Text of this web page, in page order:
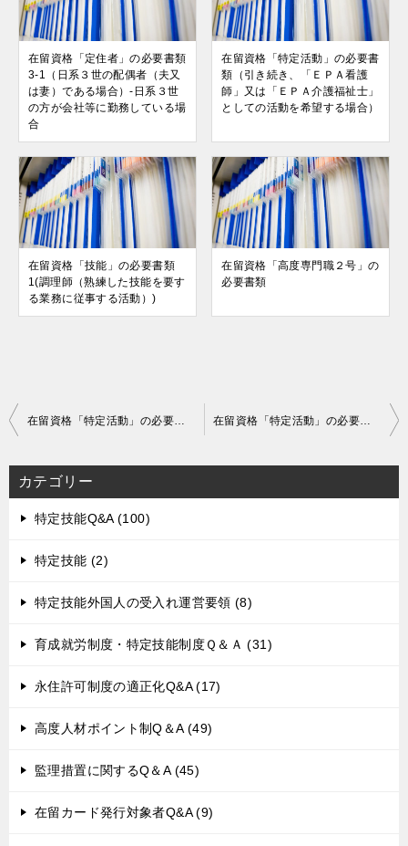
在留資格「定住者」の必要書類
3-1（日系３世の配偶者（夫又
は妻）である場合）-日系３世
の方が会社等に勤務している場
合
在留資格「特定活動」の必要書
類（引き続き、「ＥＰＡ看護
師」又は「ＥＰＡ介護福祉士」
としての活動を希望する場合）
在留資格「技能」の必要書類
1(調理師（熟練した技能を要す
る業務に従事する活動）)
在留資格「高度専門職２号」の
必要書類
投
稿
ナ
ビ
ゲ
シ
在留資格「特定活動」の必要書類（医療滞在及びその同伴者） 在留資格「特定活動」の必要書類（家事使用人）
カテゴリー
特定技能Q&A (100)
特定技能 (2)
特定技能外国人の受入れ運営要領 (8)
育成就労制度・特定技能制度Ｑ＆Ａ (31)
永住許可制度の適正化Q&A (17)
高度人材ポイント制Q＆A (49)
監理措置に関するQ＆A (45)
在留カード発行対象者Q&A (9)